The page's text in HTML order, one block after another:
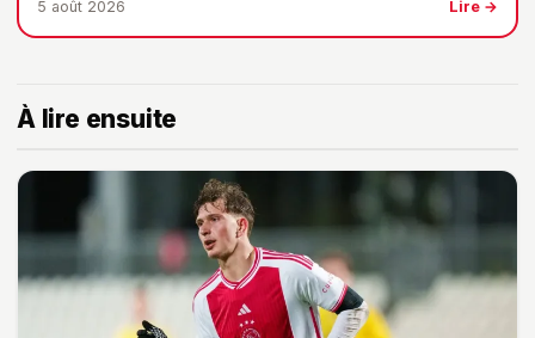
5 août 2026 Lire →
À lire ensuite